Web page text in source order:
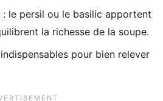
: le persil ou le basilic apportent
la richesse de la soupe.
pour bien relever